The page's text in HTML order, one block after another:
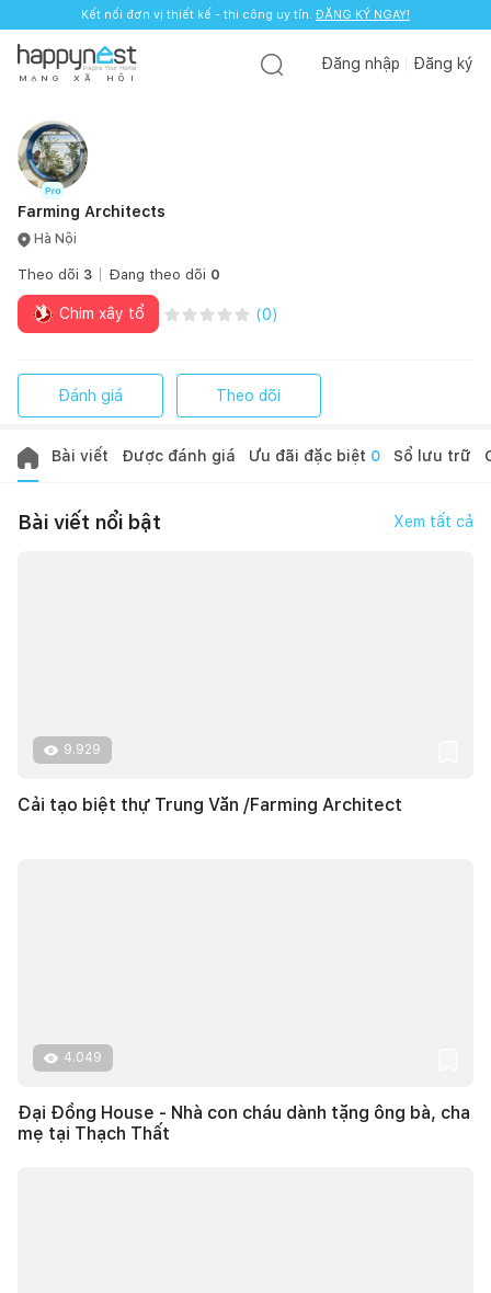
Kết nối đơn vị thiết kế - thi công uy tín. ĐĂNG KÝ NGAY!
M Ạ N G X Ã H Ộ I
Đăng nhập Đăng ký
Farming Architects
Hà Nội
Theo dõi 3 Đang theo dõi 0
Chim xây tổ (0)
Đánh giá Theo dõi
Bài viết Được đánh giá Ưu đãi đặc biệt 0 Sổ lưu trữ
Bài viết nổi bật Xem tất cả
9.929
Cải tạo biệt thự Trung Văn /Farming Architect
4.049
Đại Đồng House - Nhà con cháu dành tặng ông bà, cha
mẹ tại Thạch Thất